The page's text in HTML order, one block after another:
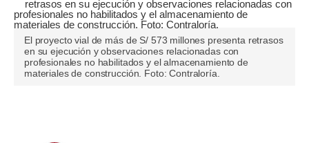
Editorial
Pregunta de hoy
Blogs
El proyecto vial de más de S/ 573 millones presenta retrasos
en su ejecución y observaciones relacionadas con
profesionales no habilitados y el almacenamiento de
materiales de construcción. Foto: Contraloría.